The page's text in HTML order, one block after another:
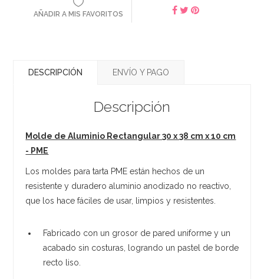
AÑADIR A MIS FAVORITOS
DESCRIPCIÓN ENVÍO Y PAGO
Descripción
Molde de Aluminio Rectangular 30 x 38 cm x 10 cm
- PME
Los moldes para tarta PME están hechos de un
resistente y duradero aluminio anodizado no reactivo,
que los hace fáciles de usar, limpios y resistentes.
Fabricado con un grosor de pared uniforme y un
acabado sin costuras, logrando un pastel de borde
recto liso.